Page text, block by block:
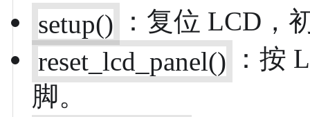
setup()
：复位 LCD，
reset_lcd_panel()
：按
脚。